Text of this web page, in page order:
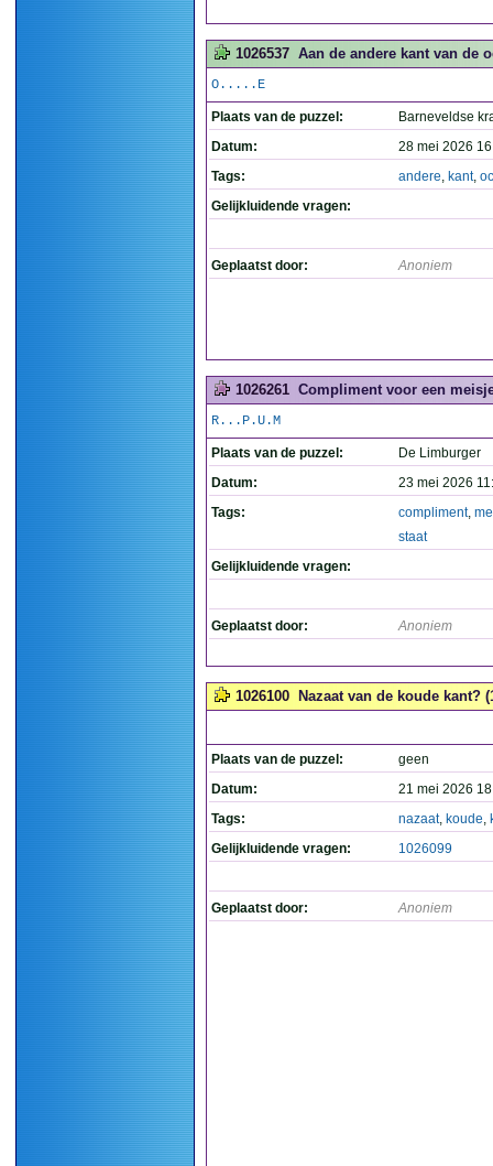
1026537 Aan de andere kant van de
O.....E
Plaats van de puzzel:
Barneveldse
Datum:
28 mei 2026
Tags:
andere, kant,
Gelijkluidende vragen:
Geplaatst door: Anoniem
1026261 Compliment voor een
R...P.U.M
Plaats van de puzzel:
De Limburger
Datum:
23 mei 2026
Tags:
compliment,
staat
Gelijkluidende vragen:
Geplaatst door: Anoniem
1026100 Nazaat van de koude kant?
Plaats van de puzzel:
geen
Datum:
21 mei 2026
Tags:
nazaat, koude,
Gelijkluidende vragen:
1026099
Geplaatst door: Anoniem